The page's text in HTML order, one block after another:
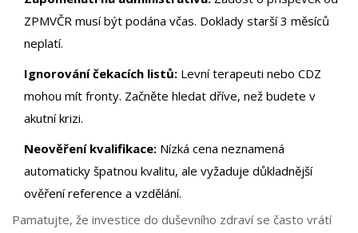
ZPMVČR musí být podána včas. Doklady starší 3 měsíců
neplatí.
Ignorování čekacích listů: Levní terapeuti nebo CDZ
mohou mít fronty. Začněte hledat dříve, než budete v
akutní krizi.
Neověření kvalifikace: Nízká cena neznamená
automaticky špatnou kvalitu, ale vyžaduje důkladnější
ověření reference a vzdělání.
Pamatujte, že investice do duševního zdraví se často vrátí